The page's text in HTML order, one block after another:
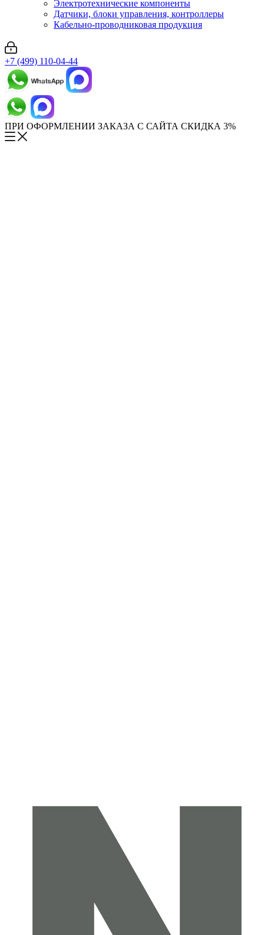
Электротехнические компоненты
Датчики, блоки управления, контроллеры
Кабельно-проводниковая продукция
+7 (499) 110-04-44
ПРИ ОФОРМЛЕНИИ ЗАКАЗА С САЙТА СКИДКА 3%